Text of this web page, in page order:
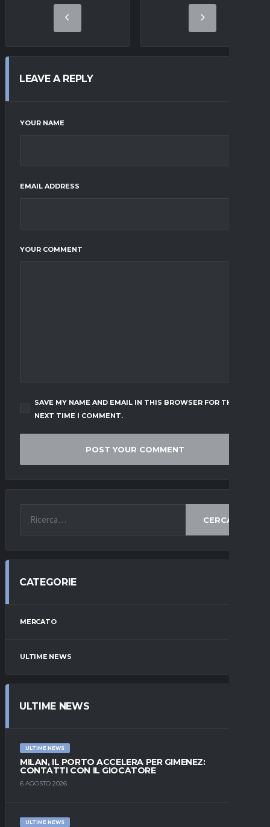
LEAVE A REPLY
YOUR NAME
EMAIL ADDRESS
YOUR COMMENT
SAVE MY NAME AND EMAIL IN THIS BROWSER FOR THE
NEXT TIME I COMMENT.
CERCA
CATEGORIE
MERCATO
ULTIME NEWS
ULTIME NEWS
ULTIME NEWS
MILAN, IL PORTO ACCELERA PER GIMENEZ:
CONTATTI CON IL GIOCATORE
6 AGOSTO 2026
ULTIME NEWS